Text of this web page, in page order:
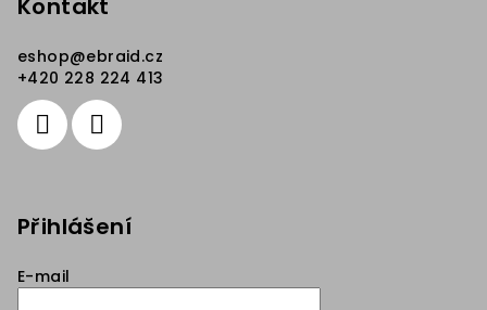
Kontakt
eshop@ebraid.cz
+420 228 224 413
Přihlášení
E-mail